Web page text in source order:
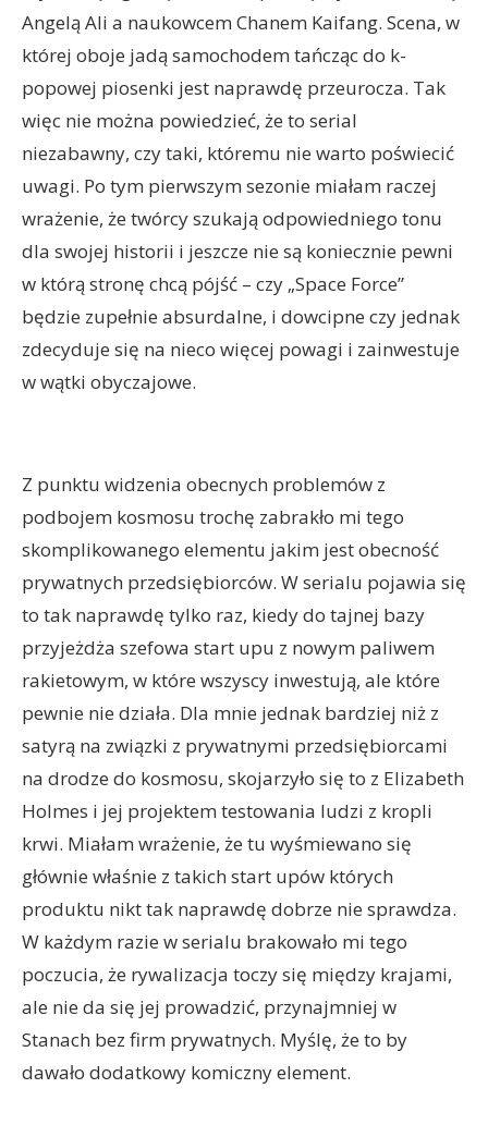
Angelą Ali a naukowcem Chanem Kaifang. Scena, w
której oboje jadą samochodem tańcząc do k-
popowej piosenki jest naprawdę przeurocza. Tak
więc nie można powiedzieć, że to serial
niezabawny, czy taki, któremu nie warto poświecić
uwagi. Po tym pierwszym sezonie miałam raczej
wrażenie, że twórcy szukają odpowiedniego tonu
dla swojej historii i jeszcze nie są koniecznie pewni
w którą stronę chcą pójść – czy „Space Force”
będzie zupełnie absurdalne, i dowcipne czy jednak
zdecyduje się na nieco więcej powagi i zainwestuje
w wątki obyczajowe.
Z punktu widzenia obecnych problemów z
podbojem kosmosu trochę zabrakło mi tego
skomplikowanego elementu jakim jest obecność
prywatnych przedsiębiorców. W serialu pojawia się
to tak naprawdę tylko raz, kiedy do tajnej bazy
przyjeżdża szefowa start upu z nowym paliwem
rakietowym, w które wszyscy inwestują, ale które
pewnie nie działa. Dla mnie jednak bardziej niż z
satyrą na związki z prywatnymi przedsiębiorcami
na drodze do kosmosu, skojarzyło się to z Elizabeth
Holmes i jej projektem testowania ludzi z kropli
krwi. Miałam wrażenie, że tu wyśmiewano się
głównie właśnie z takich start upów których
produktu nikt tak naprawdę dobrze nie sprawdza.
W każdym razie w serialu brakowało mi tego
poczucia, że rywalizacja toczy się między krajami,
ale nie da się jej prowadzić, przynajmniej w
Stanach bez firm prywatnych. Myślę, że to by
dawało dodatkowy komiczny element.